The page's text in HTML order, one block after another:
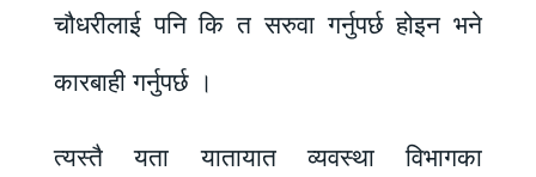
चौधरीलाई पनि कि त सरुवा गर्नुपर्छ होइन भने
कारबाही गर्नुपर्छ ।
त्यस्तै यता यातायात व्यवस्था विभागका